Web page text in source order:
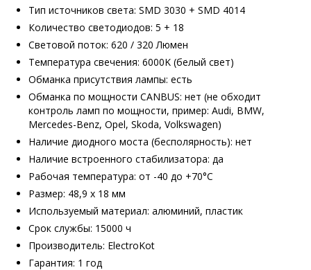
Тип источников света: SMD 3030 + SMD 4014
Количество светодиодов: 5 + 18
Световой поток: 620 / 320 Люмен
Температура свечения: 6000K (белый свет)
Обманка присутствия лампы: есть
Обманка по мощности CANBUS: нет (не обходит
контроль ламп по мощности, пример: Audi, BMW,
Mercedes-Benz, Opel, Skoda, Volkswagen)
Наличие диодного моста (бесполярность): нет
Наличие встроенного стабилизатора: да
Рабочая температура: от -40 до +70°С
Размер: 48,9 х 18 мм
Используемый материал: алюминий, пластик
Срок службы: 15000 ч
Производитель: ElectroKot
Гарантия: 1 год